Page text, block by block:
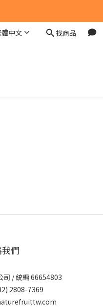
體中文 找商品
們
司 / 統編 66654803
2808-7369